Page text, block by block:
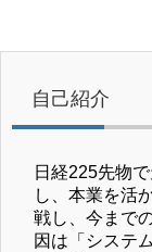
自己紹介
日経225先物
し、本業を活
戦し、今まで
因は「システ